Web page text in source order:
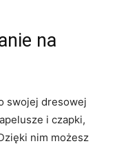
na
‌swojej dresowej
i czapki,
nim możesz